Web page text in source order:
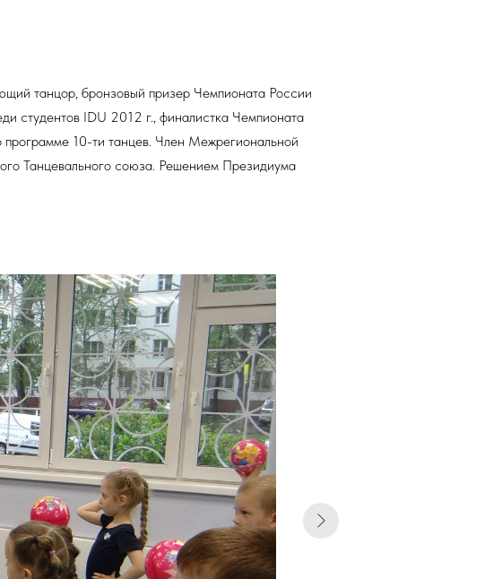
танцор, бронзовый призер Чемпионата России
студентов IDU 2012 г., финалистка Чемпионата
10-ти танцев. Член Межрегиональной
Танцевального союза. Решением Президиума